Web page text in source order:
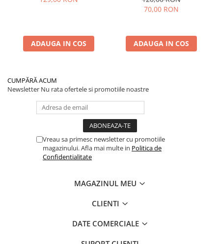
ADAUGA IN COS
70,00 RON
ADAUGA IN COS
CUMPĂRĂ ACUM
Newsletter Nu rata ofertele si promotiile noastre
Vreau sa primesc newsletter cu promotiile
magazinului. Afla mai multe in Politica de
Confidentialitate
MAGAZINUL MEU
CLIENTI
DATE COMERCIALE